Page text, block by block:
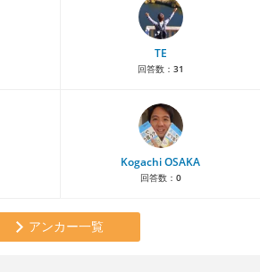
TE
回答数： 31
Kogachi OSAKA
回答数： 0
アンカー一覧